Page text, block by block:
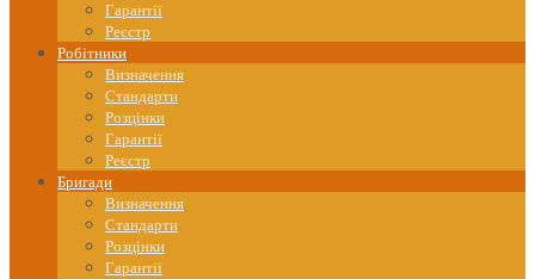
Гарантії
Реєстр
Робітники
Визначення
Стандарти
Розцінки
Гарантії
Реєстр
Бригади
Визначення
Стандарти
Розцінки
Гарантії